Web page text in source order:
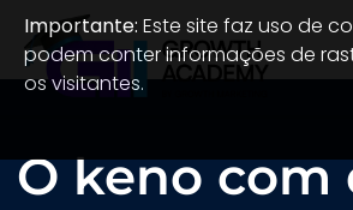
O keno com
Importante: Este site faz uso de
podem conter informações de
os visitantes.